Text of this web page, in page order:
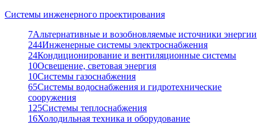
Системы инженерного проектирования
7Альтернативные и возобновляемые источники энергии
244Инженерные системы электроснабжения
24Кондиционирование и вентиляционные системы
10Освещение, световая энергия
10Системы газоснабжения
65Системы водоснабжения и гидротехнические
сооружения
125Системы теплоснабжения
16Холодильная техника и оборудование